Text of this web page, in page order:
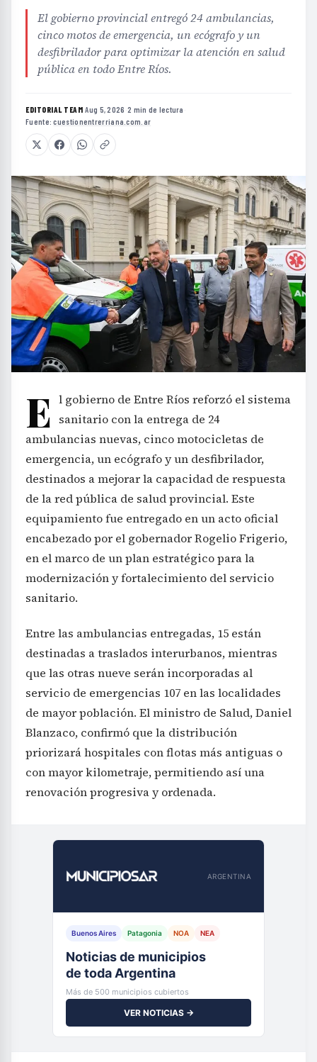
El gobierno provincial entregó 24 ambulancias,
cinco motos de emergencia, un ecógrafo y un
desfibrilador para optimizar la atención en salud
pública en todo Entre Ríos.
EDITORIAL TEAM·Aug 5, 2026 ·2 min de lectura ·
Fuente:cuestionentrerriana.com.ar
E l gobierno de Entre Ríos reforzó el sistema
sanitario con la entrega de 24
ambulancias nuevas, cinco motocicletas de
emergencia, un ecógrafo y un desfibrilador,
destinados a mejorar la capacidad de respuesta
de la red pública de salud provincial. Este
equipamiento fue entregado en un acto oficial
encabezado por el gobernador Rogelio Frigerio,
en el marco de un plan estratégico para la
modernización y fortalecimiento del servicio
sanitario.
Entre las ambulancias entregadas, 15 están
destinadas a traslados interurbanos, mientras
que las otras nueve serán incorporadas al
servicio de emergencias 107 en las localidades
de mayor población. El ministro de Salud, Daniel
Blanzaco, confirmó que la distribución
priorizará hospitales con flotas más antiguas o
con mayor kilometraje, permitiendo así una
renovación progresiva y ordenada.
ARGENTINA
Buenos Aires Patagonia NOA NEA
Noticias de municipios
de toda Argentina
Más de 500 municipios cubiertos
VER NOTICIAS →